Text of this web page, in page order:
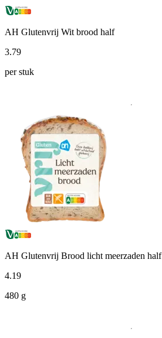
AH Glutenvrij Wit brood half
3.79
per stuk
AH Glutenvrij Brood licht meerzaden half
4.19
480 g